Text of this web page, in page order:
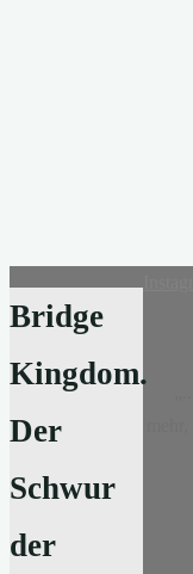
Bridge
Kingdom.
Der
Schwur
der